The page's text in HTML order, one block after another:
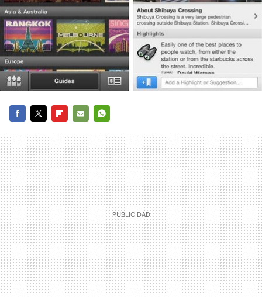
MAIL